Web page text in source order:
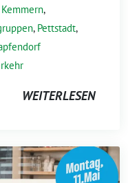
Kemmern,
, Pettstadt,
WEITERLESEN